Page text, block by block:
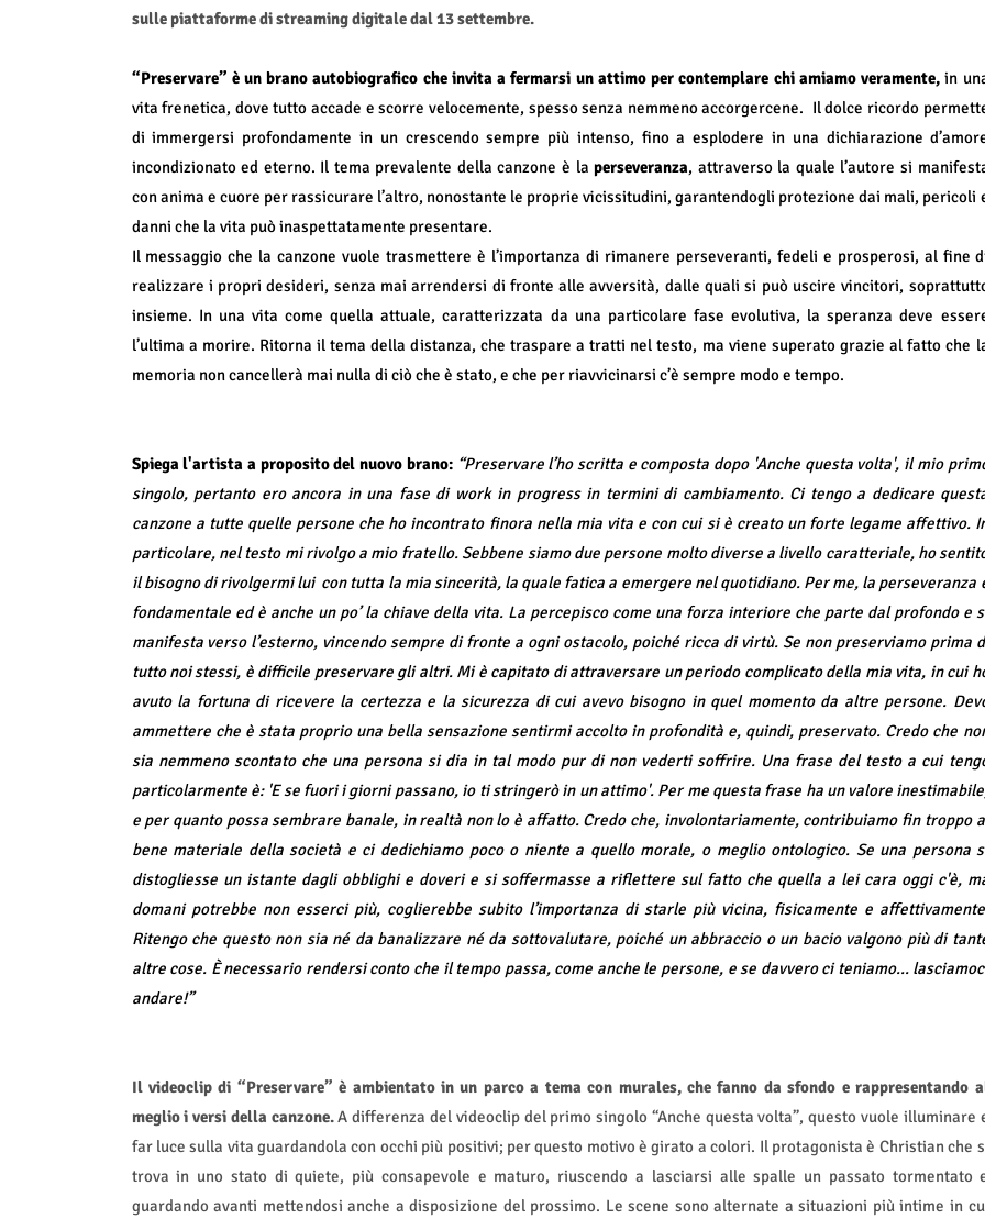
sulle piattaforme di streaming digitale dal 13 settembre.
“Preservare” è un brano autobiografico che invita a fermarsi un attimo per contemplare chi amiamo veramente, in
vita frenetica, dove tutto accade e scorre velocemente, spesso senza nemmeno accorgercene. Il dolce ricordo
di immergersi profondamente in un crescendo sempre più intenso, fino a esplodere in una dichiarazione
incondizionato ed eterno. Il tema prevalente della canzone è laperseveranza, attraverso la quale l’autore si
con anima e cuore per rassicurare l’altro, nonostante le proprie vicissitudini, garantendogli protezione dai mali, pericoli
danni che la vita può inaspettatamente presentare.
Il messaggio che la canzone vuole trasmettere è l’importanza di rimanere perseveranti, fedeli e prosperosi, al fine
realizzare i propri desideri, senza mai arrendersi di fronte alle avversità, dalle quali si può uscire vincitori,
insieme. In una vita come quella attuale, caratterizzata da una particolare fase evolutiva, la speranza deve
l’ultima a morire. Ritorna il tema della distanza, che traspare a tratti nel testo, ma viene superato grazie al fatto che
memoria non cancellerà mai nulla di ciò che è stato, e che per riavvicinarsi c’è sempre modo e tempo.
Spiega l'artista a proposito del nuovo brano: “Preservare l’ho scritta e composta dopo 'Anche questa volta', il mio
singolo, pertanto ero ancora in una fase di work in progress in termini di cambiamento. Ci tengo a dedicare
canzone a tutte quelle persone che ho incontrato finora nella mia vita e con cui si è creato un forte legame affettivo.
particolare, nel testo mi rivolgo a mio fratello. Sebbene siamo due persone molto diverse a livello caratteriale, ho
il bisogno di rivolgermi lui con tutta la mia sincerità, la quale fatica a emergere nel quotidiano. Per me, la perseveranza
fondamentale ed è anche un po’ la chiave della vita. La percepisco come una forza interiore che parte dal profondo e
manifesta verso l’esterno, vincendo sempre di fronte a ogni ostacolo, poiché ricca di virtù. Se non preserviamo prima
tutto noi stessi, è difficile preservare gli altri. Mi è capitato di attraversare un periodo complicato della mia vita, in cui
avuto la fortuna di ricevere la certezza e la sicurezza di cui avevo bisogno in quel momento da altre persone.
ammettere che è stata proprio una bella sensazione sentirmi accolto in profondità e, quindi, preservato. Credo che
sia nemmeno scontato che una persona si dia in tal modo pur di non vederti soffrire. Una frase del testo a cui
particolarmente è: 'E se fuori i giorni passano, io ti stringerò in un attimo'. Per me questa frase ha un valore
e per quanto possa sembrare banale, in realtà non lo è affatto. Credo che, involontariamente, contribuiamo fin troppo
bene materiale della società e ci dedichiamo poco o niente a quello morale, o meglio ontologico. Se una persona
distogliesse un istante dagli obblighi e doveri e si soffermasse a riflettere sul fatto che quella a lei cara oggi c'è,
domani potrebbe non esserci più, coglierebbe subito l’importanza di starle più vicina, fisicamente e
Ritengo che questo non sia né da banalizzare né da sottovalutare, poiché un abbraccio o un bacio valgono più di
altre cose. È necessario rendersi conto che il tempo passa, come anche le persone, e se davvero ci teniamo...
andare!”
Il videoclip di “Preservare” è ambientato in un parco a tema con murales, che fanno da sfondo e rappresentando
meglio i versi della canzone.A differenza del videoclip del primo singolo “Anche questa volta”, questo vuole illuminare
far luce sulla vita guardandola con occhi più positivi; per questo motivo è girato a colori. Il protagonista è Christian che
trova in uno stato di quiete, più consapevole e maturo, riuscendo a lasciarsi alle spalle un passato tormentato
guardando avanti mettendosi anche a disposizione del prossimo. Le scene sono alternate a situazioni più intime in